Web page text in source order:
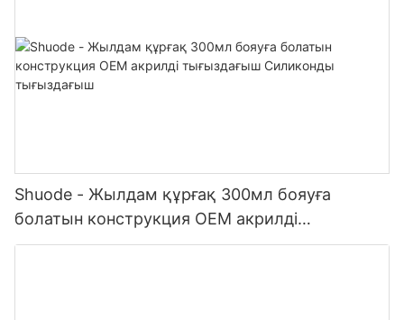
Shuode - Жылдам құрғақ 300мл бояуға
болатын конструкция OEM акрилді
тығыздағыш Силиконды тығыздағыш